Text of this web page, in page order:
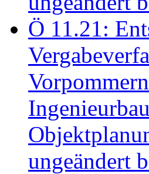
Ö 11.21:
ungeändert